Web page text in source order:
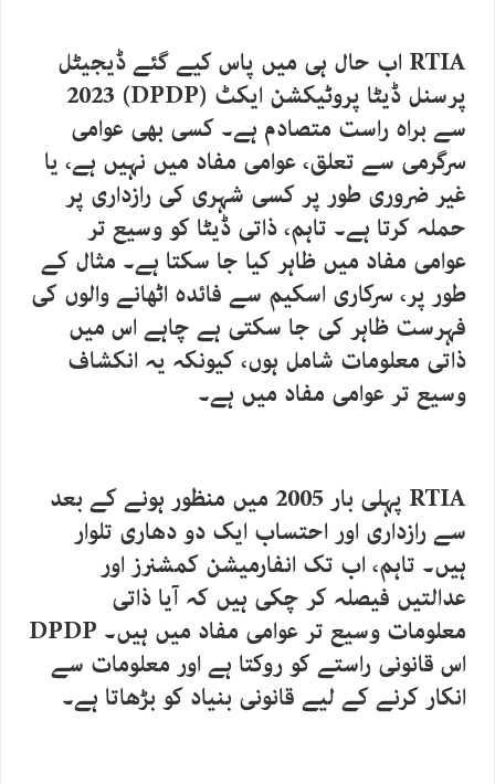
RTIA اب حال ہی میں پاس کیے گئے ڈیجیٹل
پرسنل ڈیٹا پروٹیکشن ایکٹ (DPDP) 2023
سے براہ راست متصادم ہے۔ کسی بھی عوامی
سرگرمی سے تعلق، عوامی مفاد میں نہیں ہے، یا
غیر ضروری طور پر کسی شہری کی رازداری پر
حملہ کرتا ہے۔ تاہم، ذاتی ڈیٹا کو وسیع تر
عوامی مفاد میں ظاہر کیا جا سکتا ہے۔ مثال کے
طور پر، سرکاری اسکیم سے فائدہ اٹھانے والوں کی
فہرست ظاہر کی جا سکتی ہے چاہے اس میں
ذاتی معلومات شامل ہوں، کیونکہ یہ انکشاف
وسیع تر عوامی مفاد میں ہے۔
RTIA پہلی بار 2005 میں منظور ہونے کے بعد
سے رازداری اور احتساب ایک دو دھاری تلوار
ہیں۔ تاہم، اب تک انفارمیشن کمشنرز اور
عدالتیں فیصلہ کر چکی ہیں کہ آیا ذاتی
معلومات وسیع تر عوامی مفاد میں ہیں۔ DPDP
اس قانونی راستے کو روکتا ہے اور معلومات سے
انکار کرنے کے لیے قانونی بنیاد کو بڑھاتا ہے۔